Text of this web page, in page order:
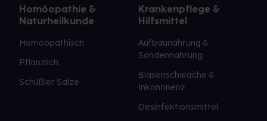
Homöopathie &
Naturheilkunde
Homöopathisch
Pflanzlich
Schüßler Salze
Krankenpflege &
Hilfsmittel
Aufbaunahrung &
Sondennahrung
Blasenschwäche &
Inkontinenz
Desinfektionsmittel